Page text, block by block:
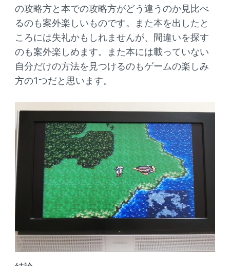
の攻略方と本での攻略方がどう違うのか見比べ
るのも案外楽しいものです。また本を出したと
ころには失礼かもしれませんが、間違いを探す
のも案外楽しめます。また本には載っていない
自分だけの方法を見つけるのもゲームの楽しみ
方の1つだと思います。